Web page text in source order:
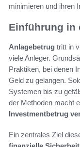
minimieren und ihren
Einführung in
Anlagebetrug tritt in
viele Anleger.
Praktiken, bei denen
Geld zu gelangen.
Systemen bis zu
der Methoden macht
Investmentbetrug
Ein zentrales Ziel